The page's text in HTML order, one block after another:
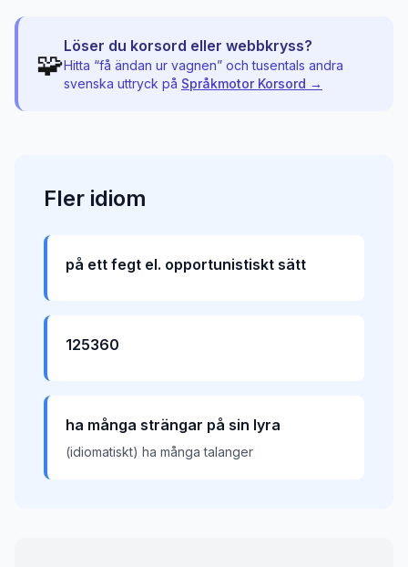
🧩
Löser du korsord eller webbkryss?
Hitta “få ändan ur vagnen” och tusentals andra
svenska uttryck på Språkmotor Korsord →
Fler idiom
på ett fegt el. opportunistiskt sätt
125360
ha många strängar på sin lyra
(idiomatiskt) ha många talanger